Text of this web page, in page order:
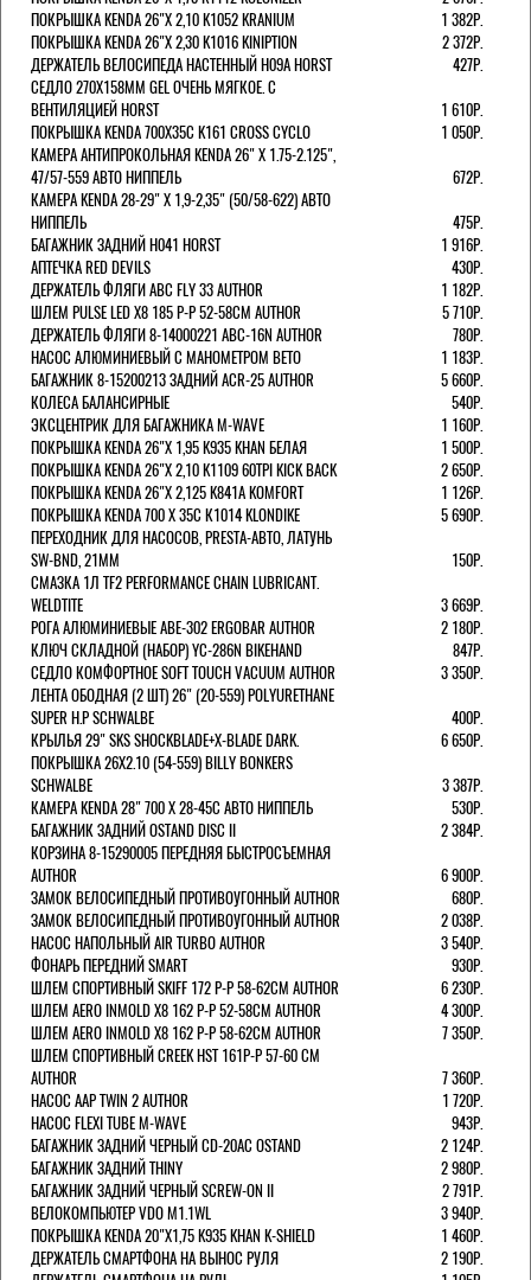
ПОКРЫШКА KENDA 26"Х 2,10 K1052 KRANIUM
1 382Р.
ПОКРЫШКА KENDA 26"Х 2,30 K1016 KINIPTION
2 372Р.
ДЕРЖАТЕЛЬ ВЕЛОСИПЕДА НАСТЕННЫЙ H09A HORST
427Р.
СЕДЛО 270Х158ММ GEL ОЧЕНЬ МЯГКОЕ. С
ВЕНТИЛЯЦИЕЙ HORST
1 610Р.
ПОКРЫШКА KENDA 700Х35С K161 CROSS CYCLO
1 050Р.
КАМЕРА АНТИПРОКОЛЬНАЯ KENDA 26" Х 1.75-2.125",
47/57-559 АВТО НИППЕЛЬ
672Р.
КАМЕРА KENDA 28-29" Х 1,9-2,35" (50/58-622) АВТО
НИППЕЛЬ
475Р.
БАГАЖНИК ЗАДНИЙ H041 HORST
1 916Р.
АПТЕЧКА RED DEVILS
430Р.
ДЕРЖАТЕЛЬ ФЛЯГИ АВС FLY 33 AUTHOR
1 182Р.
ШЛЕМ PULSE LED X8 185 Р-Р 52-58СМ AUTHOR
5 710Р.
ДЕРЖАТЕЛЬ ФЛЯГИ 8-14000221 ABC-16N AUTHOR
780Р.
НАСОС АЛЮМИНИЕВЫЙ С МАНОМЕТРОМ BETO
1 183Р.
БАГАЖНИК 8-15200213 ЗАДНИЙ ACR-25 AUTHOR
5 660Р.
КОЛЕСА БАЛАНСИРНЫЕ
540Р.
ЭКСЦЕНТРИК ДЛЯ БАГАЖНИКА M-WAVE
1 160Р.
ПОКРЫШКА KENDA 26"Х 1,95 K935 KHAN БЕЛАЯ
1 500Р.
ПОКРЫШКА KENDA 26"Х 2,10 K1109 60TPI KICK BACK
2 650Р.
ПОКРЫШКА KENDA 26"Х 2,125 K841A KOMFORT
1 126Р.
ПОКРЫШКА KENDA 700 Х 35С К1014 KLONDIKE
5 690Р.
ПЕРЕХОДНИК ДЛЯ НАСОСОВ, PRESTA-АВТО, ЛАТУНЬ
SW-BND, 21ММ
150Р.
СМАЗКА 1Л TF2 PERFORMANCE CHAIN LUBRICANT.
WELDTITE
3 669Р.
РОГА АЛЮМИНИЕВЫЕ ABE-302 ERGOBAR AUTHOR
2 180Р.
КЛЮЧ СКЛАДНОЙ (НАБОР) YC-286N BIKEHAND
847Р.
СЕДЛО КОМФОРТНОЕ SOFT TOUCH VACUUM AUTHOR
3 350Р.
ЛЕНТА ОБОДНАЯ (2 ШТ) 26" (20-559) POLYURETHANE
SUPER H.P SCHWALBE
400Р.
КРЫЛЬЯ 29" SKS SHOCKBLADE+X-BLADE DARK.
6 650Р.
ПОКРЫШКА 26X2.10 (54-559) BILLY BONKERS
SCHWALBE
3 387Р.
КАМЕРА KENDA 28" 700 Х 28-45С АВТО НИППЕЛЬ
530Р.
БАГАЖНИК ЗАДНИЙ OSTAND DISC II
2 384Р.
КОРЗИНА 8-15290005 ПЕРЕДНЯЯ БЫСТРОСЪЕМНАЯ
AUTHOR
6 900Р.
ЗАМОК ВЕЛОСИПЕДНЫЙ ПРОТИВОУГОННЫЙ AUTHOR
680Р.
ЗАМОК ВЕЛОСИПЕДНЫЙ ПРОТИВОУГОННЫЙ AUTHOR
2 038Р.
НАСОС НАПОЛЬНЫЙ AIR TURBO AUTHOR
3 540Р.
ФОНАРЬ ПЕРЕДНИЙ SMART
930Р.
ШЛЕМ СПОРТИВНЫЙ SKIFF 172 Р-Р 58-62СМ AUTHOR
6 230Р.
ШЛЕМ AERO INMOLD X8 162 Р-Р 52-58СМ AUTHOR
4 300Р.
ШЛЕМ AERO INMOLD X8 162 Р-Р 58-62СМ AUTHOR
7 350Р.
ШЛЕМ СПОРТИВНЫЙ CREEK HST 161Р-Р 57-60 СМ
AUTHOR
7 360Р.
НАСОС AAP TWIN 2 AUTHOR
1 720Р.
НАСОС FLEXI TUBE M-WAVE
943Р.
БАГАЖНИК ЗАДНИЙ ЧЕРНЫЙ СD-20AC OSTAND
2 124Р.
БАГАЖНИК ЗАДНИЙ THINY
2 980Р.
БАГАЖНИК ЗАДНИЙ ЧЕРНЫЙ SCREW-ON II
2 791Р.
ВЕЛОКОМПЬЮТЕР VDO M1.1WL
3 940Р.
ПОКРЫШКА KENDA 20"Х1,75 K935 KHAN K-SHIELD
1 460Р.
ДЕРЖАТЕЛЬ СМАРТФОНА НА ВЫНОС РУЛЯ
2 190Р.